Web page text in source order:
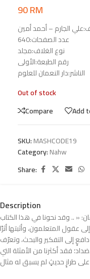
90RM
الجارم – أحمد أمين
عدد الصفحات:640
نوع الغلاف:مجلد
رقم الطبعة:الأولى
الناشر:دار النعمان للعلوم
Out of stock
Compare
Add
SKU:MASHCODE19
Category:Nahw
Share:
Description
« .. وقد نحونا في هذا الكتاب
عقول المتعلمون، وأثبتها أثرًا
إلى التفكير والبحث، وتعرّف
فقد أكثرنا من الأمثلة التي
على طرازٍ حديثٍ لم يسبق له مثال